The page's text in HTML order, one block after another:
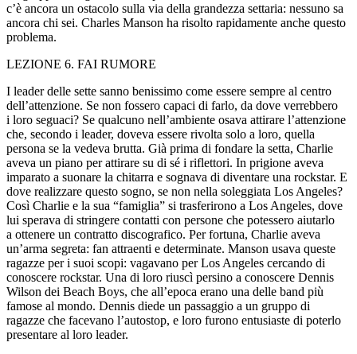
c’è ancora un ostacolo sulla via della grandezza settaria: nessuno sa
ancora chi sei. Charles Manson ha risolto rapidamente anche questo
problema.
LEZIONE 6. FAI RUMORE
I leader delle sette sanno benissimo come essere sempre al centro
dell’attenzione. Se non fossero capaci di farlo, da dove verrebbero
i loro seguaci? Se qualcuno nell’ambiente osava attirare l’attenzione
che, secondo i leader, doveva essere rivolta solo a loro, quella
persona se la vedeva brutta. Già prima di fondare la setta, Charlie
aveva un piano per attirare su di sé i riflettori. In prigione aveva
imparato a suonare la chitarra e sognava di diventare una rockstar. E
dove realizzare questo sogno, se non nella soleggiata Los Angeles?
Così Charlie e la sua “famiglia” si trasferirono a Los Angeles, dove
lui sperava di stringere contatti con persone che potessero aiutarlo
a ottenere un contratto discografico. Per fortuna, Charlie aveva
un’arma segreta: fan attraenti e determinate. Manson usava queste
ragazze per i suoi scopi: vagavano per Los Angeles cercando di
conoscere rockstar. Una di loro riuscì persino a conoscere Dennis
Wilson dei Beach Boys, che all’epoca erano una delle band più
famose al mondo. Dennis diede un passaggio a un gruppo di
ragazze che facevano l’autostop, e loro furono entusiaste di poterlo
presentare al loro leader.